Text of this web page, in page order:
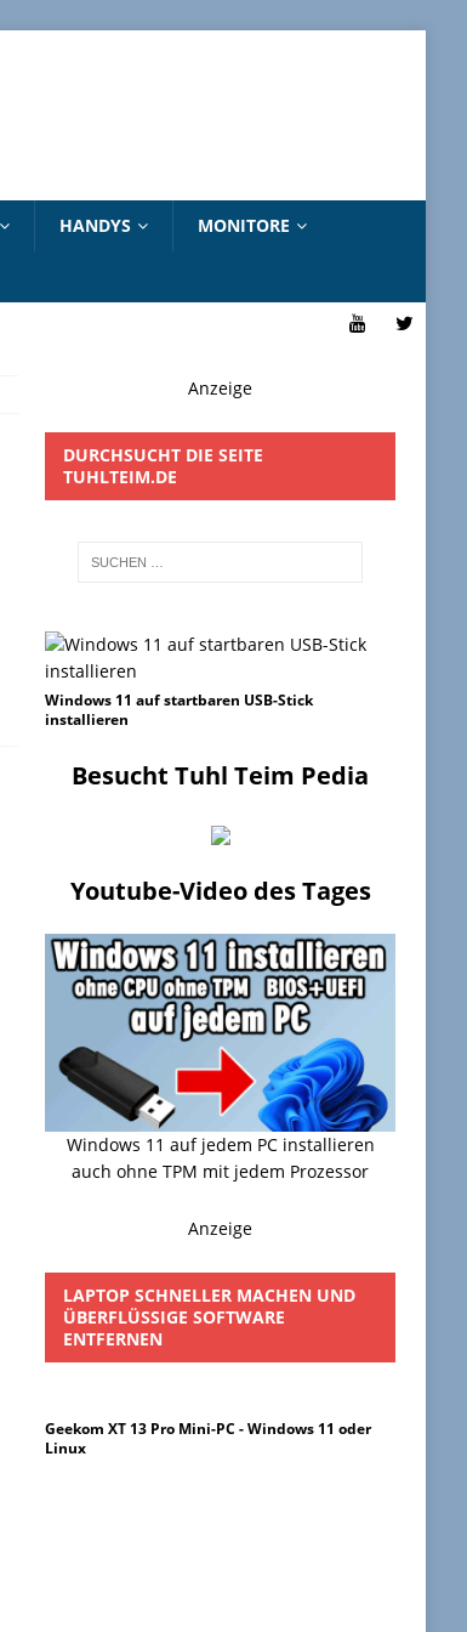
HANDYS MONITORE
Anzeige
DURCHSUCHT DIE SEITE
TUHLTEIM.DE
Windows 11 auf startbaren USB-Stick
installieren
Besucht Tuhl Teim Pedia
Youtube-Video des Tages
Windows 11 auf jedem PC installieren
auch ohne TPM mit jedem Prozessor
Anzeige
LAPTOP SCHNELLER MACHEN UND
ÜBERFLÜSSIGE SOFTWARE
ENTFERNEN
Geekom XT 13 Pro Mini-PC - Windows 11 oder
Linux